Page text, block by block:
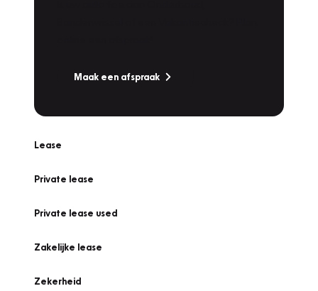
Maak een afspraak
Lease
Private lease
Private lease used
Zakelijke lease
Zekerheid